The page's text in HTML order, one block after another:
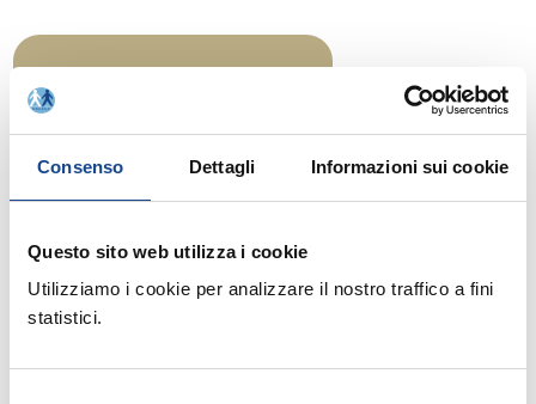
Consenso Dettagli Informazioni sui cookie
Questo sito web utilizza i cookie
Utilizziamo i cookie per analizzare il nostro traffico a fini
statistici.
bellissima vista sul parco antistante la sede dell'Accademia: con i